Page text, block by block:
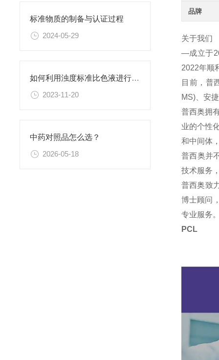
标准物质的制备与认证过程
2024-05-29
如何利用浊度标准比色液进行水体生态系统的研究？
2023-11-20
中药对照品怎么选？
2026-05-18
品牌
关于我们
—成立于
2022年顺
目前，普
MS)、安
普西奥拥
业的个性
和中间体
普西奥并
技术服务
普西奥致
博士顾问
专业服务